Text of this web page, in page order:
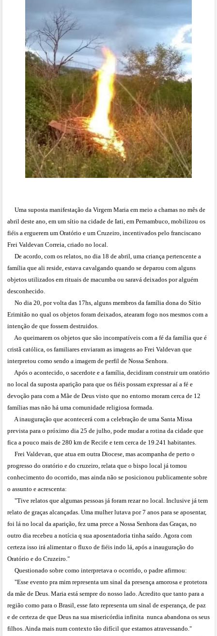
Uma suposta manifestação da Virgem Maria em meio a chamas no mês de
abril deste ano, em um sítio na cidade de Iati, em Pernambuco, mobilizou os
fiéis a erguerem um Oratório e um Cruzeiro, incentivados pelo franciscano
Frei Valdevan Correia, criado no local.
De acordo, com os relatos, no dia 18 de abril, uma criança pertencente a
família que ali reside, estava cavalgando quando se deparou com alguns
objetos utilizados em rituais de macumba ou saravá deixados por alguém
desconhecido.
No dia 20, por volta das 17hs, alguns membros da família dona do Sítio
Erimitão no qual os objetos foram deixados, atearam fogo nos mesmos com a
intenção de que fossem destruidos.
Ao queimarem os objetos que são incompatíveis com a fé da família que é
cristã católica, os familiares enviaram as imagens ao Frei Valdevan que
interpretou como sendo a imagem de perfil de Nossa Senhora.
Após o acontecido, o sacerdote e a família, decidiram construir um oratório
no local da suposta aparição para que os fiéis possam expressar aí a fé e
devoção para com a Mãe de Deus visto que no entorno moram cerca de 12
famílias mas não há uma comunidade religiosa formada.
A inauguração que acontecerá com a celebração de uma Santa Missa
prevista para o próximo dia 25 de julho, pode mudar a rotina da cidade que
fica a pouco mais de 280 km de Recife e tem cerca de 19.241 habitantes.
Frei Valdevan, que atua em outra Diocese, mas acompanha de perto o
progresso do oratório e do cruzeiro, relata que o bispo local já tomou
conhecimento do ocorrido, mas ainda não se posicionou publicamente sobre
o assunto e acrescenta:
"Tive relatos que algumas pessoas já foram rezar no local. Inclusive já tem
relato de graças alcançadas. Uma mulher lutava por 7 anos para se aposentar,
foi lá no local da aparição, fez uma prece a Nossa Senhora das Graças, no
outro dia recebeu a notícia q sua aposentadoria tinha saído. Agora com
certeza isso irá alimentar o fluxo de fiéis indo lá, após a inauguração do
Oratório e do Cruzeiro."
Questionado sobre como interpretava o ocorrido, o padre afirmou:
"Esse evento pra mim representa um sinal da presença amorosa e protetora
da mãe de Deus. Maria está sempre do nosso lado. Acredito que tanto para a
região como para o Brasil, esse fato representa um sinal de esperança, de paz
e de certeza de que Deus na sua misericórdia infinita nunca abandona os seus
filhos. Ainda mais num contexto tão difícil que estamos atravessando."